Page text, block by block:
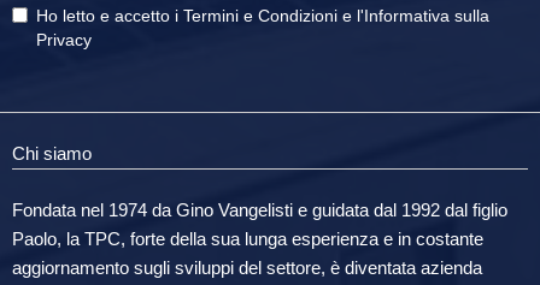
Ho letto e accetto i Termini e Condizioni e l'Informativa sulla
Privacy
Chi siamo
Fondata nel 1974 da Gino Vangelisti e guidata dal 1992 dal figlio
Paolo, la TPC, forte della sua lunga esperienza e in costante
aggiornamento sugli sviluppi del settore, è diventata azienda